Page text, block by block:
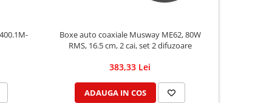
Boxe auto coaxiale Musway ME62, 80W
RMS, 16.5 cm, 2 cai, set 2 difuzoare
383,33 Lei
ADAUGA IN COS